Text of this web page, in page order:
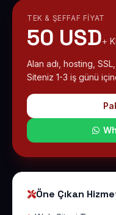
TEK & ŞEFFAF FIYAT
50 USD+
Alan adı, hosting,
Siteniz 1-3 iş günü
Öne Çıkan